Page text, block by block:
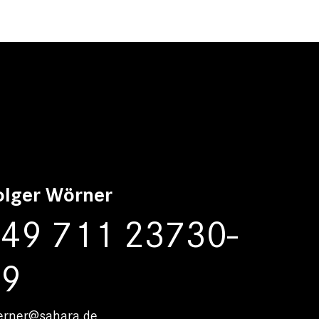
Wörner
711 23730-